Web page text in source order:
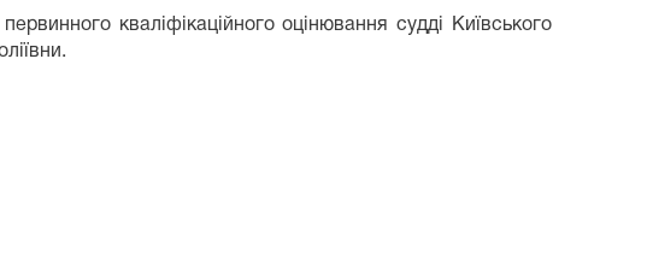
кваліфікаційного оцінювання судді Київського